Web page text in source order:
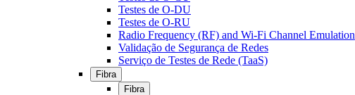
Testes de O-DU
Testes de O-RU
Radio Frequency (RF) and Wi-Fi Channel Emulation
Validação de Segurança de Redes
Serviço de Testes de Rede (TaaS)
Fibra
Fibra